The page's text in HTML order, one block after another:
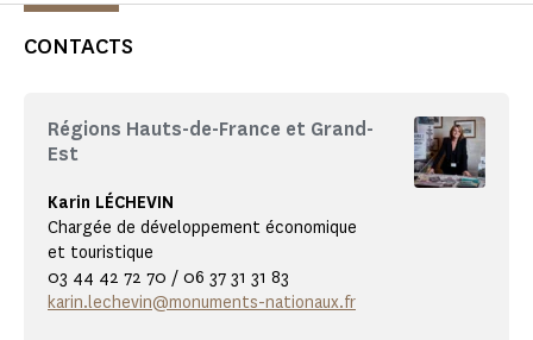
CONTACTS
Régions Hauts-de-France et Grand-
Est
Karin LÉCHEVIN
Chargée de développement économique
et touristique
03 44 42 72 70 / 06 37 31 31 83
karin.lechevin@monuments-nationaux.fr